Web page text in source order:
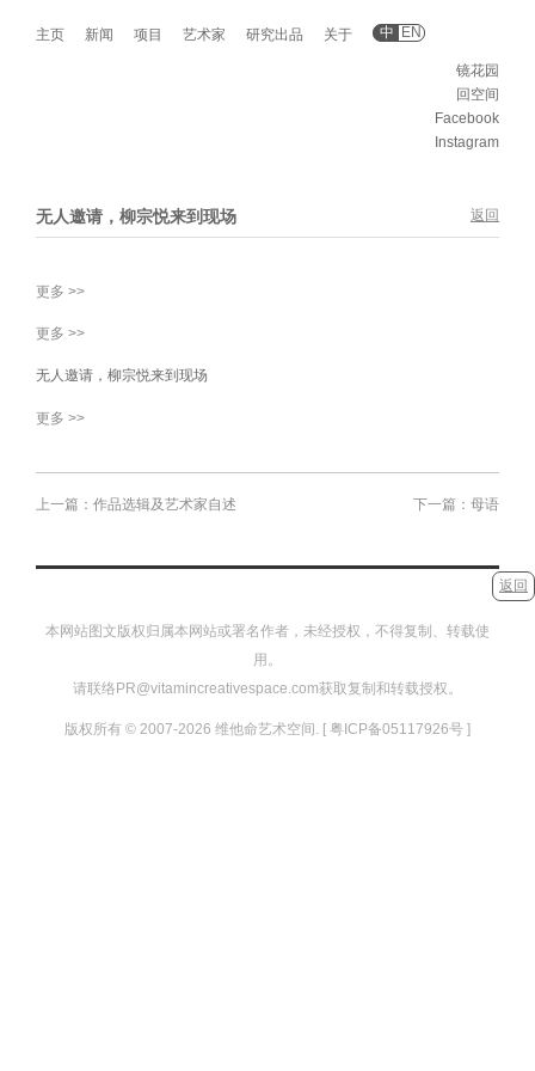
主页 新闻 项目 艺术家 研究出品 关于 中 EN
镜花园
回空间
Facebook
Instagram
返回
无人邀请，柳宗悦来到现场
更多 >>
更多 >>
无人邀请，柳宗悦来到现场
更多 >>
上一篇：作品选辑及艺术家自述 下一篇：母语
返回
本网站图文版权归属本网站或署名作者，未经授权，不得复制、转载使
用。
请联络PR@vitamincreativespace.com获取复制和转载授权。
版权所有 © 2007-2026 维他命艺术空间. [ 粤ICP备05117926号 ]